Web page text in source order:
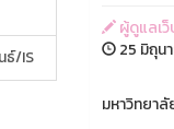
ธ์/IS
ผู้ดูแลเ
25 มิถุน
มหาวิทยา